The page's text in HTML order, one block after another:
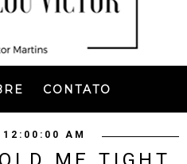
CONTATO
AM